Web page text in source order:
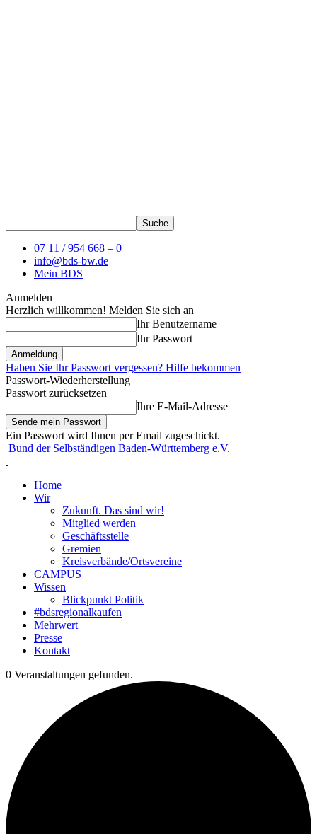
07 11 / 954 668 – 0
info@bds-bw.de
Mein BDS
Anmelden
Herzlich willkommen! Melden Sie sich an
Ihr Benutzername
Ihr Passwort
Haben Sie Ihr Passwort vergessen? Hilfe bekommen
Passwort-Wiederherstellung
Passwort zurücksetzen
Ihre E-Mail-Adresse
Ein Passwort wird Ihnen per Email zugeschickt.
Bund der Selbständigen Baden-Württemberg e.V.
Home
Wir
Zukunft. Das sind wir!
Mitglied werden
Geschäftsstelle
Gremien
Kreisverbände/Ortsvereine
CAMPUS
Wissen
Blickpunkt Politik
#bdsregionalkaufen
Mehrwert
Presse
Kontakt
0 Veranstaltungen gefunden.